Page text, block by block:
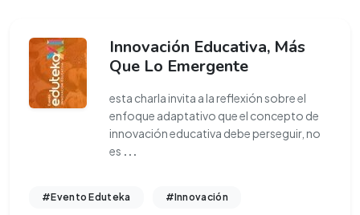
Innovación Educativa, Más
Que Lo Emergente
esta charla invita a la reflexión sobre el
enfoque adaptativo que el concepto de
innovación educativa debe perseguir, no
es ...
#Evento Eduteka #Innovación